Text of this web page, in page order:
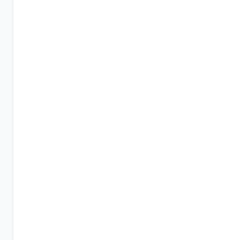
ایفای نقشی کلیدی در حفظ منابع آبی